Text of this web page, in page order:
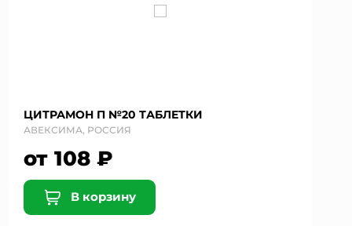
ЦИТРАМОН П №20 ТАБЛЕТКИ
АВЕКСИМА, РОССИЯ
от 108 ₽
В корзину